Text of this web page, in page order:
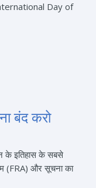
Day of
बंद करो
के इतिहास के सबसे
(FRA) और सूचना का